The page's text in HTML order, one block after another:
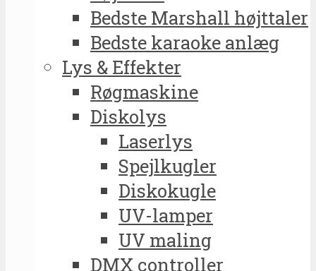
Bedste Marshall højttaler
Bedste karaoke anlæg
Lys & Effekter
Røgmaskine
Diskolys
Laserlys
Spejlkugler
Diskokugle
UV-lamper
UV maling
DMX controller